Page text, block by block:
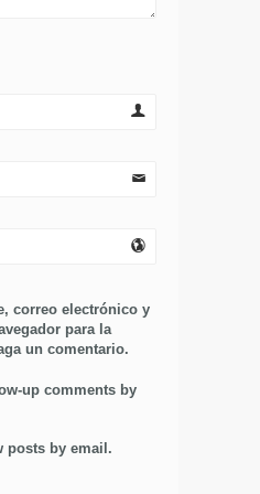
correo electrónico y
para la
un comentario.
up comments by
posts by email.